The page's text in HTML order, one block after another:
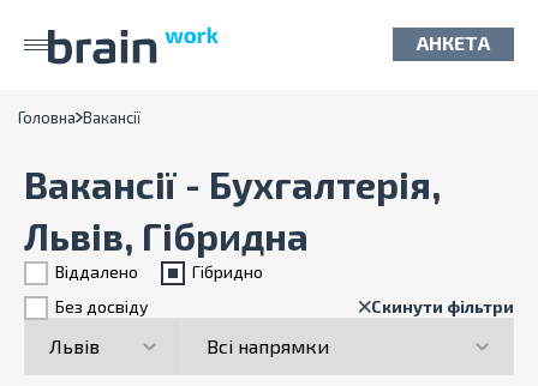
АНКЕТА
Головна Вакансії
Вакансії - Бухгалтерія,
Львів, Гібридна
Віддалено
Гiбридно
Без досвіду
Скинути фільтри